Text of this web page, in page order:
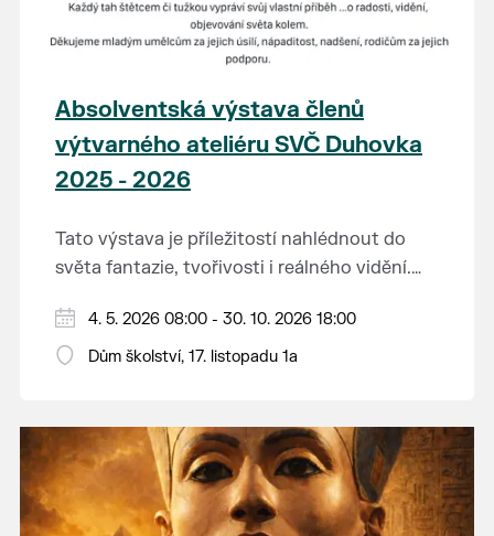
Absolventská výstava členů
výtvarného ateliéru SVČ Duhovka
2025 - 2026
Tato výstava je příležitostí nahlédnout do
světa fantazie, tvořivosti i reálného vidění.
vlastní příběh... o radosti, vidění, objevování
světa kolem.
Děkujeme mladým umělcům za jejich úsilí,
nápaditost, nadšení, rodičům za jejich
inspirují a překvapí svou upřímností.
4. 5. 2026 08:00 - 30. 10. 2026 18:00
Dům školství, 17. listopadu 1a